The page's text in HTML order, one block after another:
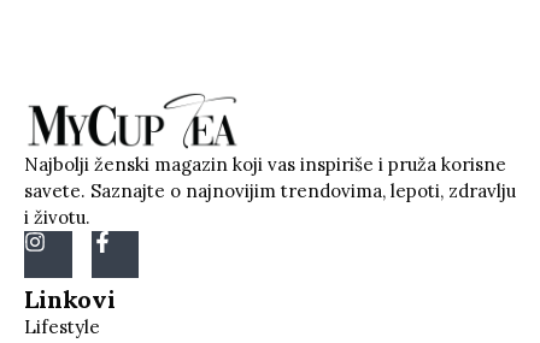
Najbolji ženski magazin koji vas inspiriše i pruža korisne
savete. Saznajte o najnovijim trendovima, lepoti, zdravlju
i životu.
Linkovi
Lifestyle